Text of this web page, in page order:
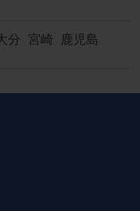
分 宮崎 鹿児島